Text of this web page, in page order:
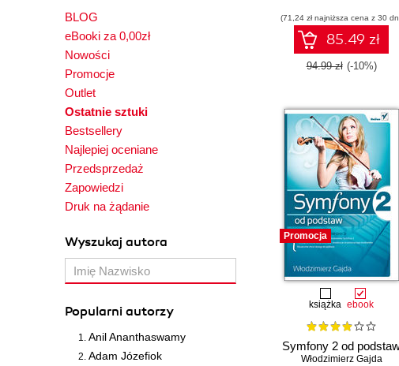
BLOG
eBooki za 0,00zł
Nowości
Promocje
Outlet
Ostatnie sztuki
Bestsellery
Najlepiej oceniane
Przedsprzedaż
Zapowiedzi
Druk na żądanie
Wyszukaj autora
Popularni autorzy
Anil Ananthaswamy
Adam Józefiok
modernize their skills
through better
understanding of
Persistence and ORM.
samples, all tied to the
full development of a
web application
(71,24 zł najniższa cena z 30
85.49 zł
94.99 zł (-10%)
Promocja
książka ebook
Symfony 2 od
Włodzimierz Gajda